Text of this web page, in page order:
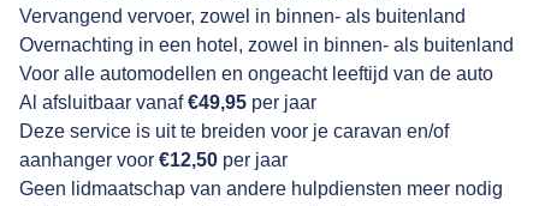
Vervangend vervoer, zowel in binnen- als buitenland
Overnachting in een hotel, zowel in binnen- als buitenland
Voor alle automodellen en ongeacht leeftijd van de auto
Al afsluitbaar vanaf€49,95 per jaar
Deze service is uit te breiden voor je caravan en/of
aanhanger voor €12,50 per jaar
Geen lidmaatschap van andere hulpdiensten meer nodig